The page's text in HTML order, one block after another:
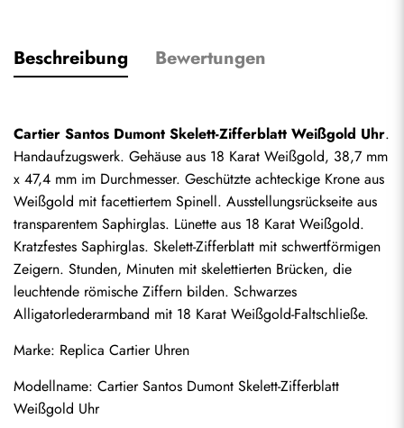
Beschreibung Bewertungen
Cartier Santos Dumont Skelett-Zifferblatt Weißgold Uhr.
Handaufzugswerk. Gehäuse aus 18 Karat Weißgold, 38,7 mm
x 47,4 mm im Durchmesser. Geschützte achteckige Krone aus
Weißgold mit facettiertem Spinell. Ausstellungsrückseite aus
transparentem Saphirglas. Lünette aus 18 Karat Weißgold.
Kratzfestes Saphirglas. Skelett-Zifferblatt mit schwertförmigen
Zeigern. Stunden, Minuten mit skelettierten Brücken, die
leuchtende römische Ziffern bilden. Schwarzes
Alligatorlederarmband mit 18 Karat Weißgold-Faltschließe.
Marke: Replica Cartier Uhren
Modellname: Cartier Santos Dumont Skelett-Zifferblatt
Weißgold Uhr